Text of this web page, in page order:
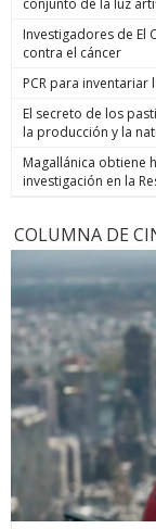
conjunto de la luz
Investigadores de El
contra el cáncer
PCR para inventariar
El secreto de los
la producción y la
Magallánica obtiene
investigación en la
COLUMNA DE